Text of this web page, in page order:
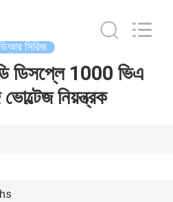
সিরিজ
ডিসপ্লে 1000 ভিএ
নিয়ন্ত্রক